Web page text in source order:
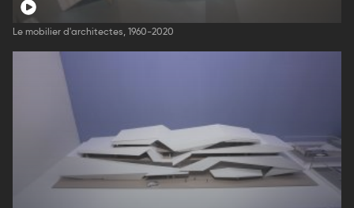
Le mobilier d'architectes, 1960-2020